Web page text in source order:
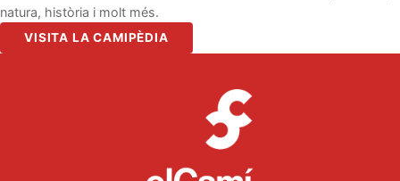
natura, història i molt més.
VISITA LA CAMIPÈDIA